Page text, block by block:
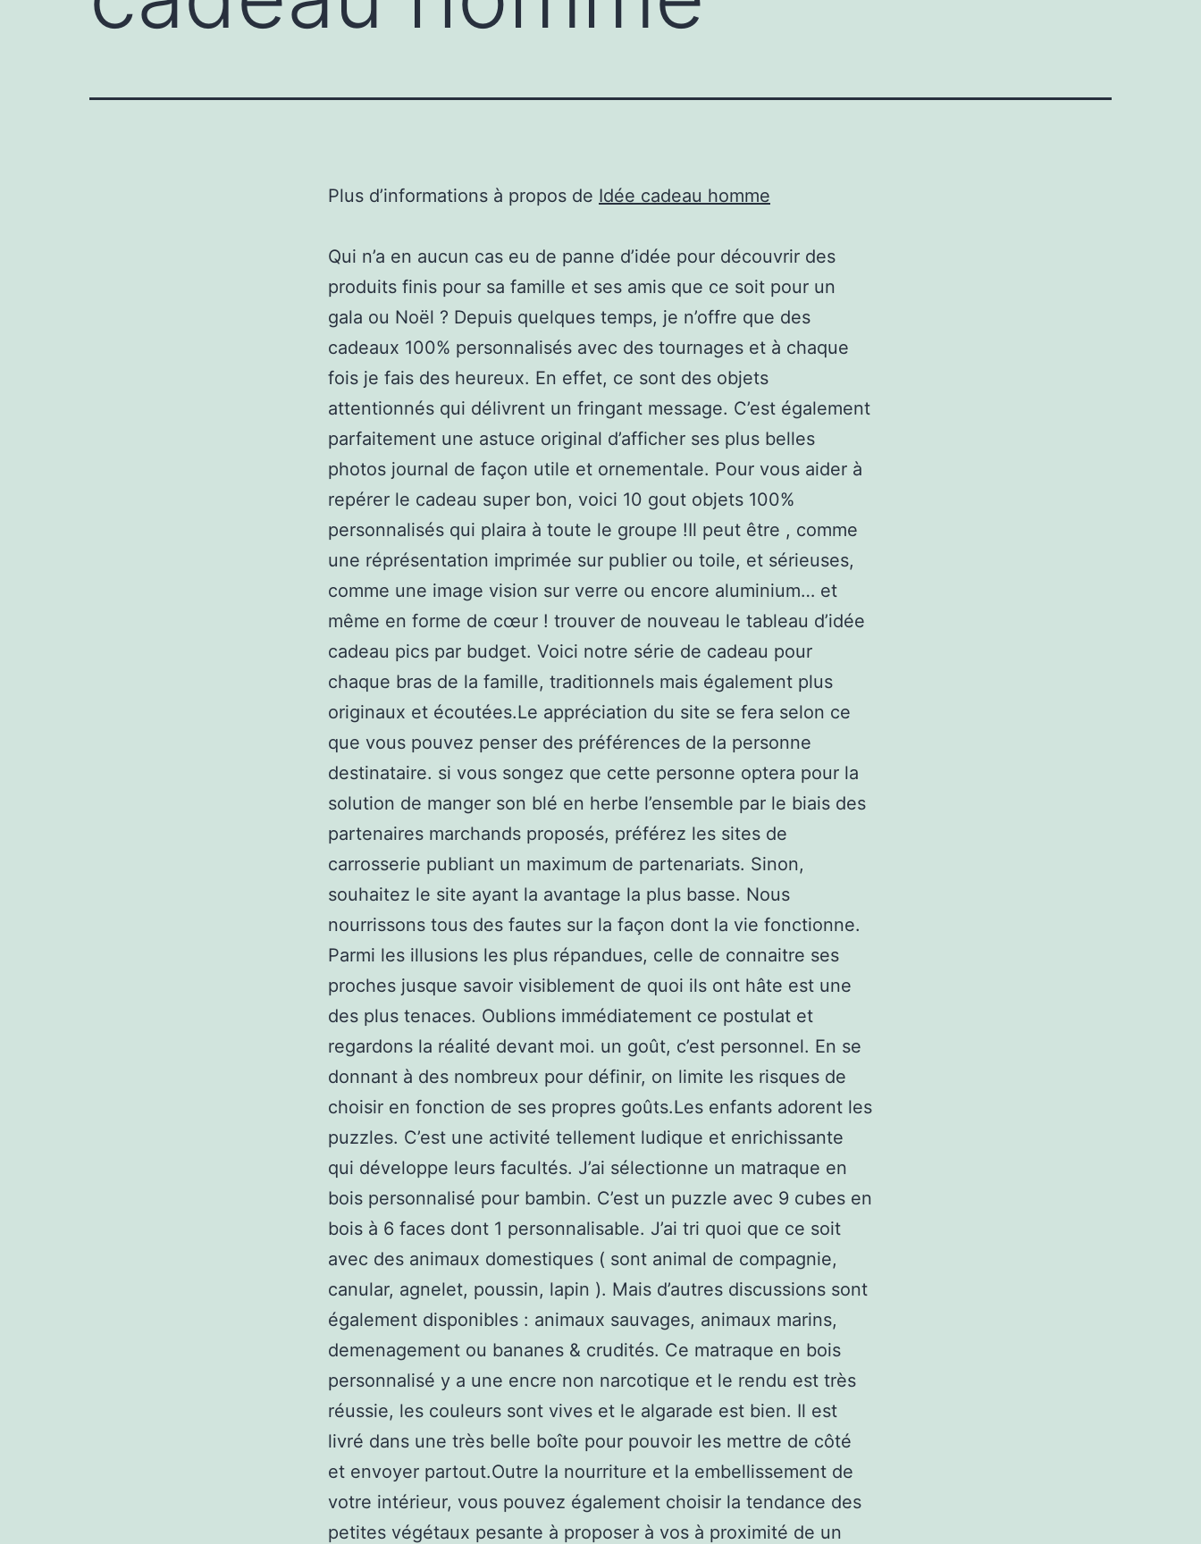
Plus d’informations à propos de Idée cadeau homme
Qui n’a en aucun cas eu de panne d’idée pour découvrir des
produits finis pour sa famille et ses amis que ce soit pour un
gala ou Noël ? Depuis quelques temps, je n’offre que des
cadeaux 100% personnalisés avec des tournages et à chaque
fois je fais des heureux. En effet, ce sont des objets
attentionnés qui délivrent un fringant message. C’est également
parfaitement une astuce original d’afficher ses plus belles
photos journal de façon utile et ornementale. Pour vous aider à
repérer le cadeau super bon, voici 10 gout objets 100%
personnalisés qui plaira à toute le groupe !Il peut être , comme
une réprésentation imprimée sur publier ou toile, et sérieuses,
comme une image vision sur verre ou encore aluminium… et
même en forme de cœur ! trouver de nouveau le tableau d’idée
cadeau pics par budget. Voici notre série de cadeau pour
chaque bras de la famille, traditionnels mais également plus
originaux et écoutées.Le appréciation du site se fera selon ce
que vous pouvez penser des préférences de la personne
destinataire. si vous songez que cette personne optera pour la
solution de manger son blé en herbe l’ensemble par le biais des
partenaires marchands proposés, préférez les sites de
carrosserie publiant un maximum de partenariats. Sinon,
souhaitez le site ayant la avantage la plus basse. Nous
nourrissons tous des fautes sur la façon dont la vie fonctionne.
Parmi les illusions les plus répandues, celle de connaitre ses
proches jusque savoir visiblement de quoi ils ont hâte est une
des plus tenaces. Oublions immédiatement ce postulat et
regardons la réalité devant moi. un goût, c’est personnel. En se
donnant à des nombreux pour définir, on limite les risques de
choisir en fonction de ses propres goûts.Les enfants adorent les
puzzles. C’est une activité tellement ludique et enrichissante
qui développe leurs facultés. J’ai sélectionne un matraque en
bois personnalisé pour bambin. C’est un puzzle avec 9 cubes en
bois à 6 faces dont 1 personnalisable. J’ai tri quoi que ce soit
avec des animaux domestiques ( sont animal de compagnie,
canular, agnelet, poussin, lapin ). Mais d’autres discussions sont
également disponibles : animaux sauvages, animaux marins,
demenagement ou bananes & crudités. Ce matraque en bois
personnalisé y a une encre non narcotique et le rendu est très
réussie, les couleurs sont vives et le algarade est bien. Il est
livré dans une très belle boîte pour pouvoir les mettre de côté
et envoyer partout.Outre la nourriture et la embellissement de
votre intérieur, vous pouvez également choisir la tendance des
petites végétaux pesante à proposer à vos à proximité de un